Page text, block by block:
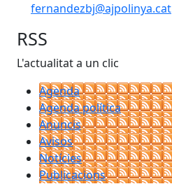
fernandezbj@ajpolinya.cat
RSS
L'actualitat a un clic
Agenda
Agenda política
Anuncis
Avisos
Notícies
Publicacions